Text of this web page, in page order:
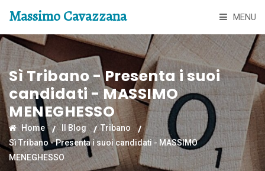
Massimo Cavazzana MENU
Sì Tribano - Presenta i suoi
candidati - MASSIMO
MENEGHESSO
Home Il Blog
Tribano
Sì Tribano - Presenta i suoi candidati - MASSIMO
MENEGHESSO